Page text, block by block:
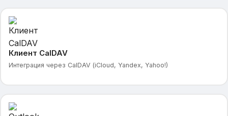
Клиент CalDAV
Интеграция через CalDAV (iCloud, Yandex, Yahoo!)